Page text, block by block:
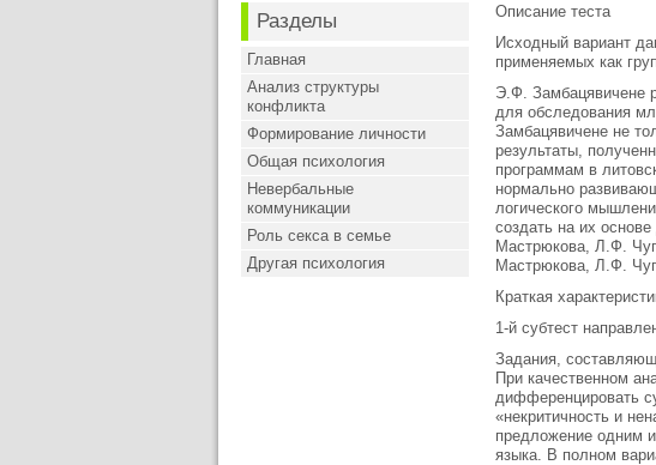
Разделы
Главная
Анализ структуры
конфликта
Формирование личности
Общая психология
Невербальные
коммуникации
Роль секса в семье
Другая психология
Описание теста
Исходный вариант
применяемых как
Э.Ф. Замбацявичене
для обследования
Замбацявичене не
результаты,
программам в
нормально
логического
создать на их
Мастрюкова, Л.Ф.
Мастрюкова, Л.Ф.
Краткая
1-й субтест
Задания,
При качественном
дифференцировать
«некритичность и
предложение одним
языка. В полном